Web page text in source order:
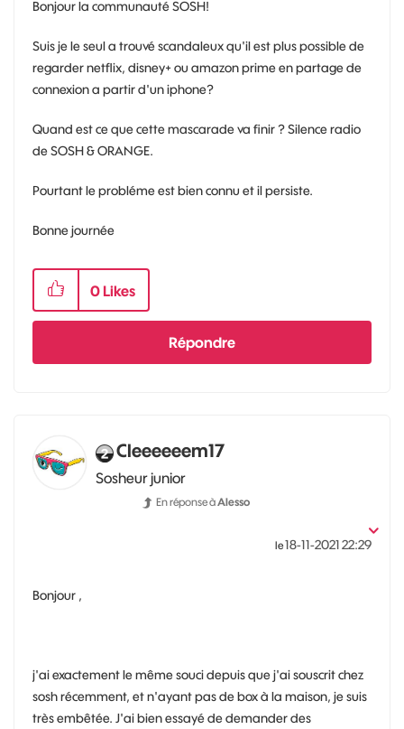
Bonjour la communauté SOSH!
Suis je le seul a trouvé scandaleux qu'il est plus possible de
regarder netflix, disney+ ou amazon prime en partage de
connexion a partir d'un iphone?
Quand est ce que cette mascarade va finir ? Silence radio
de SOSH & ORANGE.
Pourtant le probléme est bien connu et il persiste.
Bonne journée
0 Likes
Répondre
Cleeeeeem17
Sosheur junior
En réponse àAlesso
le‎18-11-202122:29
Bonjour ,
j'ai exactement le même souci depuis que j'ai souscrit chez
sosh récemment, et n'ayant pas de box à la maison, je suis
très embêtée. J'ai bien essayé de demander des